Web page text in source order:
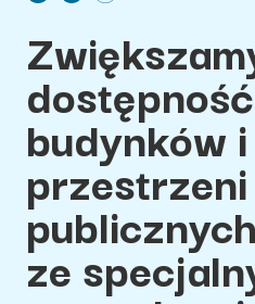
dostępność
budynków
przestrzeni
ze